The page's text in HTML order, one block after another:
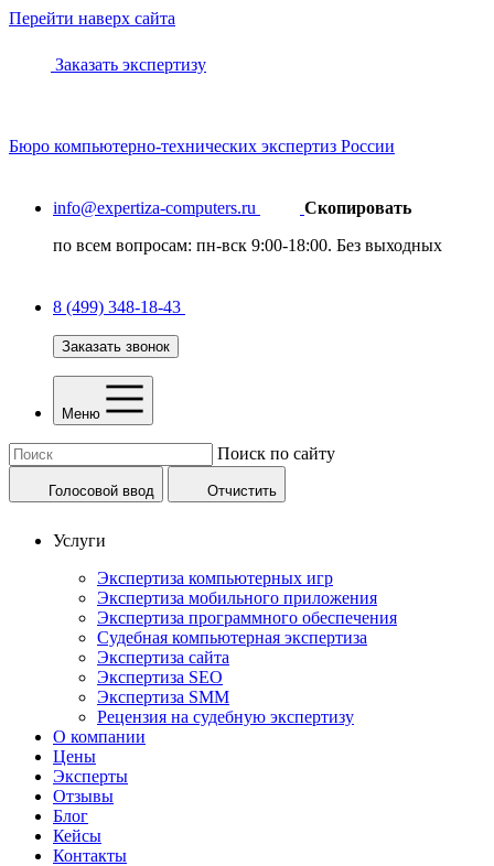
Перейти наверх сайта
Заказать экспертизу
Бюро компьютерно-технических экспертиз России
info@expertiza-computers.ru
Скопировать
по всем вопросам: пн-вск 9:00-18:00. Без выходных
8 (499) 348-18-43
Заказать звонок
Меню
Поиск по сайту
Голосовой ввод Отчистить
Услуги
Экспертиза компьютерных игр
Экспертиза мобильного приложения
Экспертиза программного обеспечения
Судебная компьютерная экспертиза
Экспертиза сайта
Экспертиза SEO
Экспертиза SMM
Рецензия на судебную экспертизу
О компании
Цены
Эксперты
Отзывы
Блог
Кейсы
Контакты